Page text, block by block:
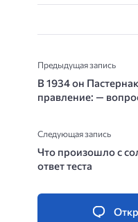
Предыдущая запись
В 1934 он
правление: —
Следующая запись
Что произошло с
ответ теста